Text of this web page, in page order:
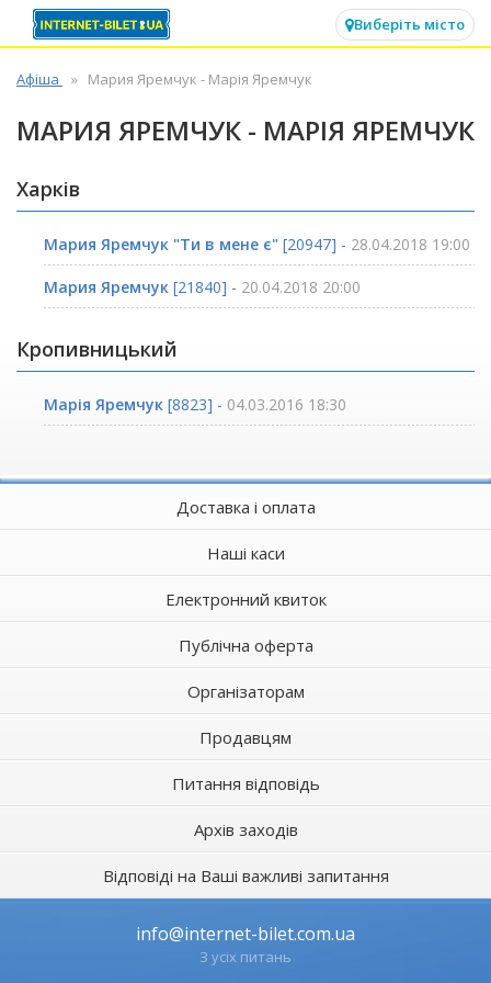
Виберіть місто
Афіша Мария Яремчук - Марія Яремчук
МАРИЯ ЯРЕМЧУК - МАРІЯ ЯРЕМЧУК
Харків
Мария Яремчук "Ти в мене є" [20947] - 28.04.2018 19:00
Мария Яремчук [21840] - 20.04.2018 20:00
Кропивницький
Марія Яремчук [8823] - 04.03.2016 18:30
Доставка і оплата
Наші каси
Електронний квиток
Публічна оферта
Організаторам
Продавцям
Питання відповідь
Архів заходів
Відповіді на Ваші важливі запитання
info@internet-bilet.com.ua
З усіх питань